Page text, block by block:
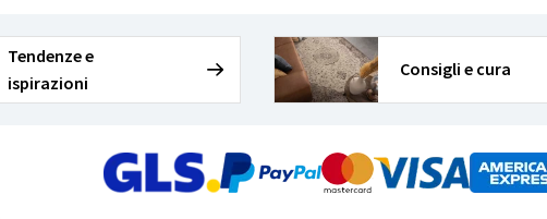
Tendenze e
ispirazioni
Consigli e cura